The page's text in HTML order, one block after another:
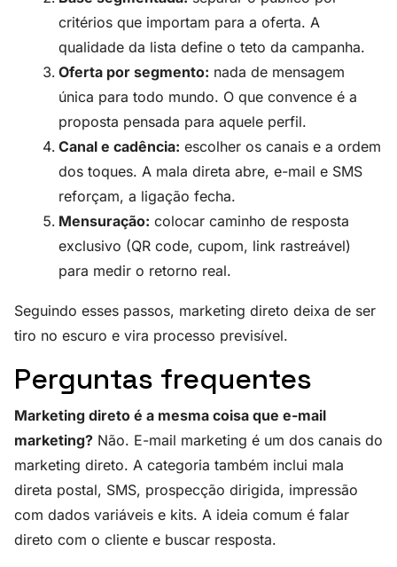
critérios que importam para a oferta. A
qualidade da lista define o teto da campanha.
Oferta por segmento: nada de mensagem
única para todo mundo. O que convence é a
proposta pensada para aquele perfil.
Canal e cadência: escolher os canais e a ordem
dos toques. A mala direta abre, e-mail e SMS
reforçam, a ligação fecha.
Mensuração: colocar caminho de resposta
exclusivo (QR code, cupom, link rastreável)
para medir o retorno real.
Seguindo esses passos, marketing direto deixa de ser
tiro no escuro e vira processo previsível.
Perguntas frequentes
Marketing direto é a mesma coisa que e-mail
marketing? Não. E-mail marketing é um dos canais do
marketing direto. A categoria também inclui mala
direta postal, SMS, prospecção dirigida, impressão
com dados variáveis e kits. A ideia comum é falar
direto com o cliente e buscar resposta.